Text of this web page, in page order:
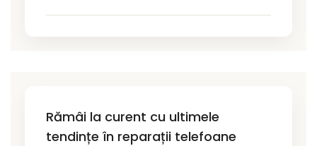
Rămâi la curent cu ultimele
tendințe în reparații telefoane